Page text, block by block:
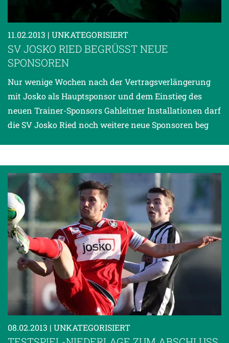
11.02.2013 | UNKATEGORISIERT
SV JOSKO RIED BEGRÜSST NEUE S
PONSOREN
Nur wenige Wochen nach der Vertragsverlängerung
mit Josko als Hauptsponsor und dem Einstieg des
neuen Trainer-Sponsors Gahleitner Installationen darf
die SV Josko Ried noch weitere neue Sponsoren beg
08.02.2013 | UNKATEGORISIERT